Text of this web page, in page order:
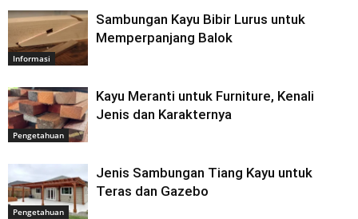
Informasi
Sambungan Kayu Bibir Lurus untuk
Memperpanjang Balok
Pengetahuan
Kayu Meranti untuk Furniture, Kenali
Jenis dan Karakternya
Pengetahuan
Jenis Sambungan Tiang Kayu untuk
Teras dan Gazebo